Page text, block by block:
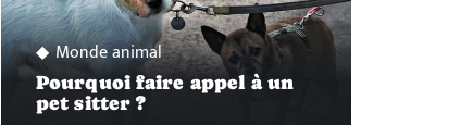
Monde animal
Pourquoi faire appel à un
pet sitter ?